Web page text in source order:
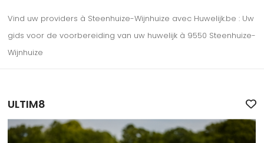
Vind uw providers à Steenhuize-Wijnhuize avec Huwelijk.be : Uw
gids voor de voorbereiding van uw huwelijk à 9550 Steenhuize-
Wijnhuize
ULTIM8